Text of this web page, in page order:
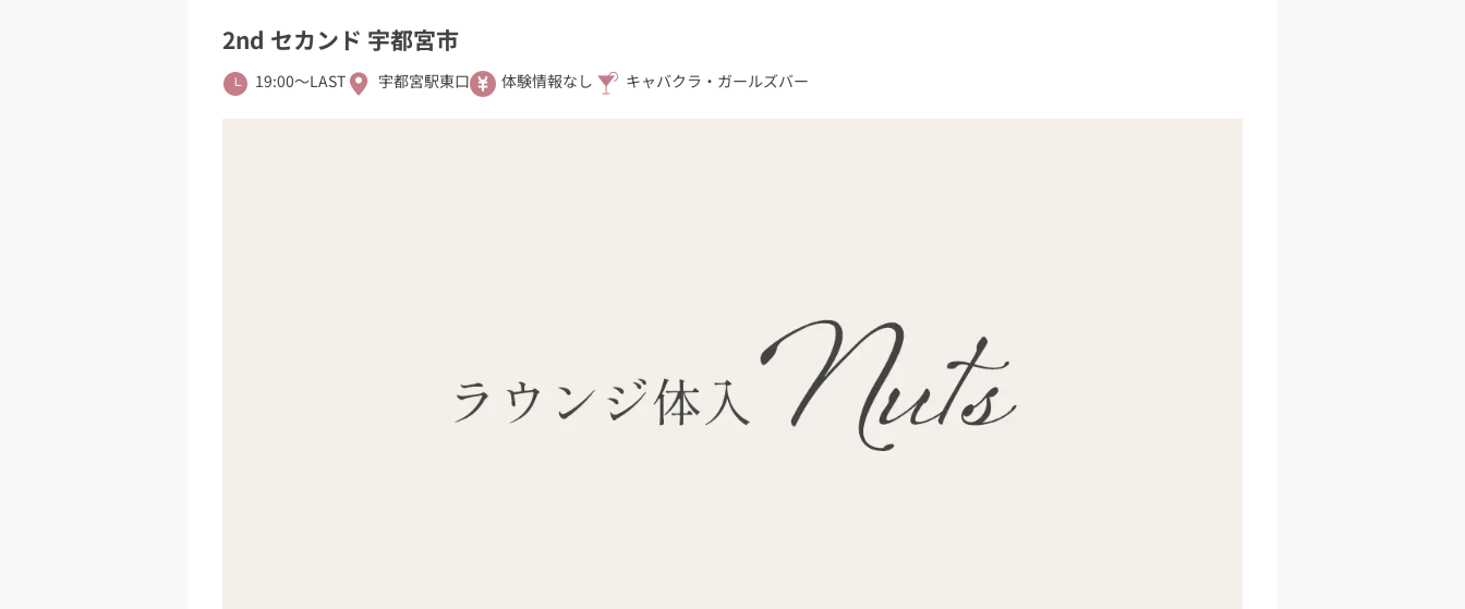
2nd セカンド 宇都宮市
19:00〜LAST 宇都宮駅東口 体験情報なし キャバクラ・ガールズバー